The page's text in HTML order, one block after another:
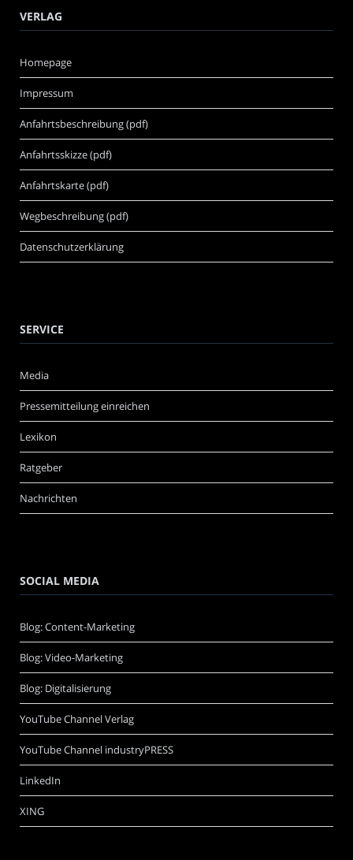
VERLAG
Homepage
Impressum
Anfahrtsbeschreibung (pdf)
Anfahrtsskizze (pdf)
Anfahrtskarte (pdf)
Wegbeschreibung (pdf)
Datenschutzerklärung
SERVICE
Media
Pressemitteilung einreichen
Lexikon
Ratgeber
Nachrichten
SOCIAL MEDIA
Blog: Content-Marketing
Blog: Video-Marketing
Blog: Digitalisierung
YouTube Channel Verlag
YouTube Channel industryPRESS
LinkedIn
XING